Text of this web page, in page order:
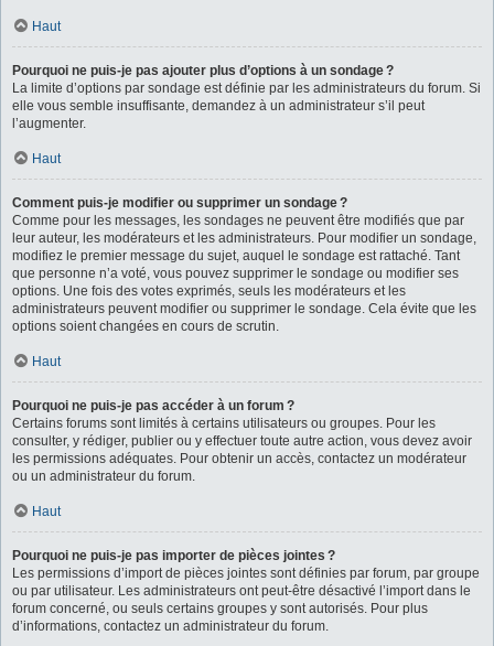
Haut
Pourquoi ne puis-je pas ajouter plus d’options à un sondage ?
La limite d’options par sondage est définie par les administrateurs du forum. Si
elle vous semble insuffisante, demandez à un administrateur s’il peut
l’augmenter.
Haut
Comment puis-je modifier ou supprimer un sondage ?
Comme pour les messages, les sondages ne peuvent être modifiés que par
leur auteur, les modérateurs et les administrateurs. Pour modifier un sondage,
modifiez le premier message du sujet, auquel le sondage est rattaché. Tant
que personne n’a voté, vous pouvez supprimer le sondage ou modifier ses
options. Une fois des votes exprimés, seuls les modérateurs et les
administrateurs peuvent modifier ou supprimer le sondage. Cela évite que les
options soient changées en cours de scrutin.
Haut
Pourquoi ne puis-je pas accéder à un forum ?
Certains forums sont limités à certains utilisateurs ou groupes. Pour les
consulter, y rédiger, publier ou y effectuer toute autre action, vous devez avoir
les permissions adéquates. Pour obtenir un accès, contactez un modérateur
ou un administrateur du forum.
Haut
Pourquoi ne puis-je pas importer de pièces jointes ?
Les permissions d’import de pièces jointes sont définies par forum, par groupe
ou par utilisateur. Les administrateurs ont peut-être désactivé l’import dans le
forum concerné, ou seuls certains groupes y sont autorisés. Pour plus
d’informations, contactez un administrateur du forum.